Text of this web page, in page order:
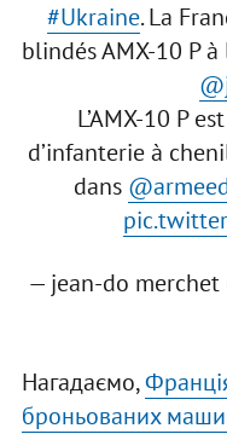
#Ukraine. La
blindés AMX-10 P à
L’AMX-10 P
d’infanterie à
dans
— jean-do
Нагадаємо,
броньованих